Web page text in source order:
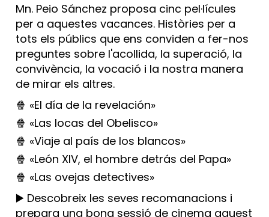
Mn. Peio Sánchez proposa cinc pel·lícules
per a aquestes vacances. Històries per a
tots els públics que ens conviden a fer-nos
preguntes sobre l'acollida, la superació, la
convivència, la vocació i la nostra manera
de mirar els altres.
🍿 «El día de la revelación»
🍿 «Las locas del Obelisco»
🍿 «Viaje al país de los blancos»
🍿 «León XIV, el hombre detrás del Papa»
🍿 «Las ovejas detectives»
▶️ Descobreix les seves recomanacions i
prepara una bona sessió de cinema aquest